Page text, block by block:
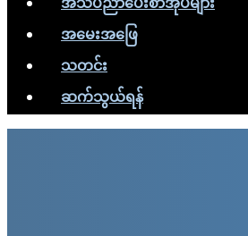
အမေးအဖြေ
သတင်း
ဆက်သွယ်ရန်